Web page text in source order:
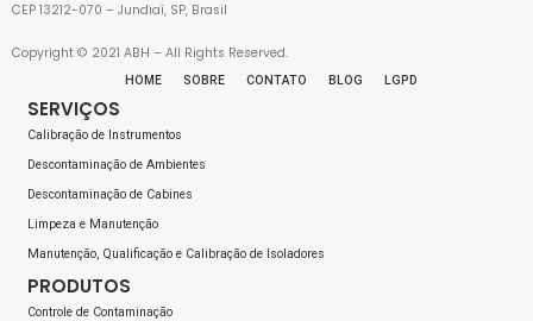
CEP 13212-070 – Jundiaí, SP, Brasil
Copyright © 2021 ABH – All Rights Reserved.
HOME SOBRE CONTATO BLOG LGPD
SERVIÇOS
Calibração de Instrumentos
Descontaminação de Ambientes
Descontaminação de Cabines
Limpeza e Manutenção
Manutenção, Qualificação e Calibração de Isoladores
PRODUTOS
Controle de Contaminação